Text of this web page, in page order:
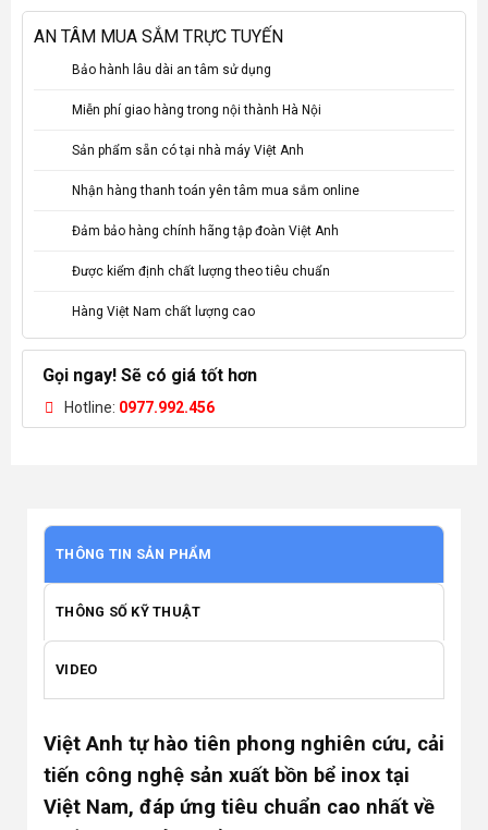
AN TÂM MUA SẮM TRỰC TUYẾN
Bảo hành lâu dài an tâm sử dụng
Miễn phí giao hàng trong nội thành Hà Nội
Sản phẩm sẵn có tại nhà máy Việt Anh
Nhận hàng thanh toán yên tâm mua sắm online
Đảm bảo hàng chính hãng tập đoàn Việt Anh
Được kiểm định chất lượng theo tiêu chuẩn
Hàng Việt Nam chất lượng cao
Gọi ngay! Sẽ có giá tốt hơn
Hotline: 0977.992.456
THÔNG TIN SẢN PHẨM
THÔNG SỐ KỸ THUẬT
VIDEO
Việt Anh tự hào tiên phong nghiên cứu, cải
tiến công nghệ sản xuất bồn bể inox tại
Việt Nam, đáp ứng tiêu chuẩn cao nhất về